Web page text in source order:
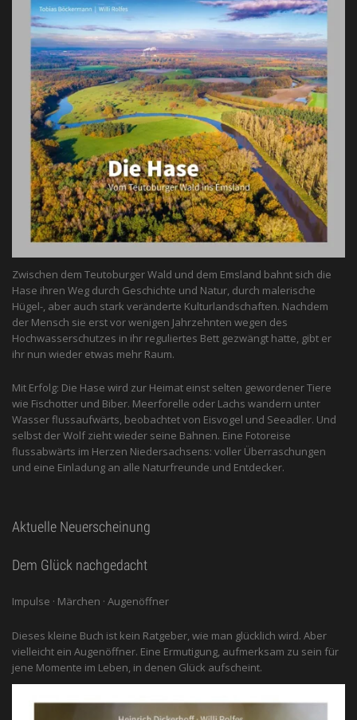
Zwischen dem Teutoburger Wald und dem Emsland bahnt sich die
Hase ihren Weg durch Geschichte und Natur, durch malerische
Hügel-, aber auch stark veränderte Kulturlandschaften. Nachdem
der Mensch sie erst vor wenigen Jahrzehnten wegen des
Hochwasserschutzes in ihr reguliertes Bett gezwängt hatte, gibt er
ihr nun wieder etwas mehr Raum.
Mit Erfolg: Die Hase wird zur Heimat einst selten gewordener Tiere
wie Fischotter und Biber. Meerforelle oder Lachs wandern unter
Wasser flussaufwärts, beobachtet von Eis­vogel und See­adler. Und
selbst der Wolf zieht wieder seine Bahnen. Eine Fotoreise
flussabwärts im Herzen Niedersachsens: voller Überraschungen
und eine Einladung an alle ­Naturfreunde und Entdecker.
Aktuelle Neuerscheinung
Dem Glück nachgedacht
Impulse · Märchen · Augenöffner
Dieses kleine Buch ist kein Ratgeber, wie man glücklich wird. Aber
vielleicht ein Augenöffner. Eine Ermutigung, aufmerksam zu sein für
jene Momente im Leben, in denen Glück aufscheint.